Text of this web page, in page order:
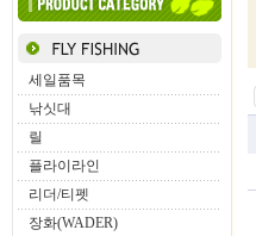
세일품목
낚싯대
릴
플라이라인
리더/티펫
장화(WADER)